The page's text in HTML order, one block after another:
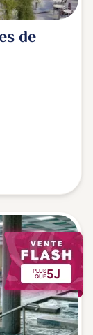
de
PLUS
QUE5J